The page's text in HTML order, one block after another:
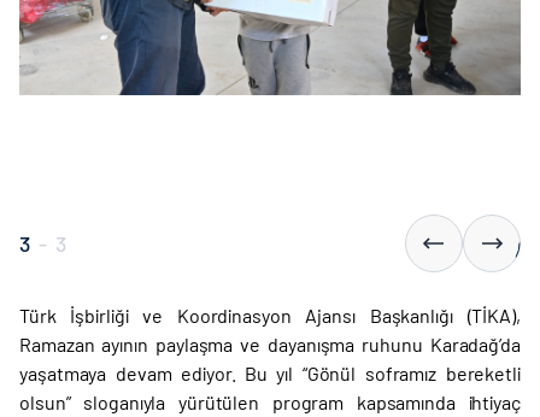
3 - 3
Türk İşbirliği ve Koordinasyon Ajansı Başkanlığı (TİKA),
Ramazan ayının paylaşma ve dayanışma ruhunu Karadağ’da
yaşatmaya devam ediyor. Bu yıl “Gönül soframız bereketli
olsun” sloganıyla yürütülen program kapsamında ihtiyaç